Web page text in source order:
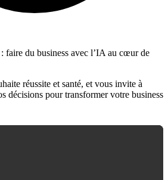
réussite et santé, et vous invite à
décisions pour transformer votre business